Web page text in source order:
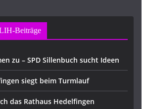
Beiträge
zu – SPD Sillenbuch sucht Ideen
siegt beim Turmlauf
das Rathaus Hedelfingen